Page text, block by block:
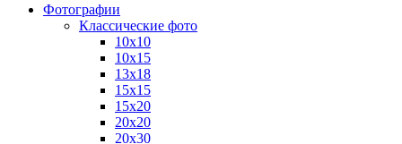
Фотографии
Классические фото
10х10
10х15
13х18
15х15
15х20
20х20
20х30